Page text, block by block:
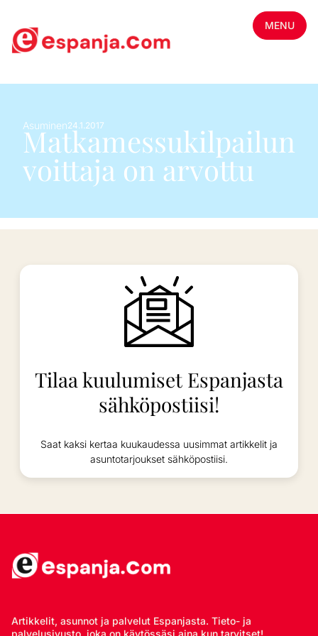
MENU
Asuminen24.1.2017
Matkamessukilpailun
voittaja on arvottu
Tilaa kuulumiset Espanjasta
sähköpostiisi!
Saat kaksi kertaa kuukaudessa uusimmat artikkelit ja
asuntotarjoukset sähköpostiisi.
Artikkelit, asunnot ja palvelut Espanjasta. Tieto- ja
palvelusivusto, joka on käytössäsi aina kun tarvitset!